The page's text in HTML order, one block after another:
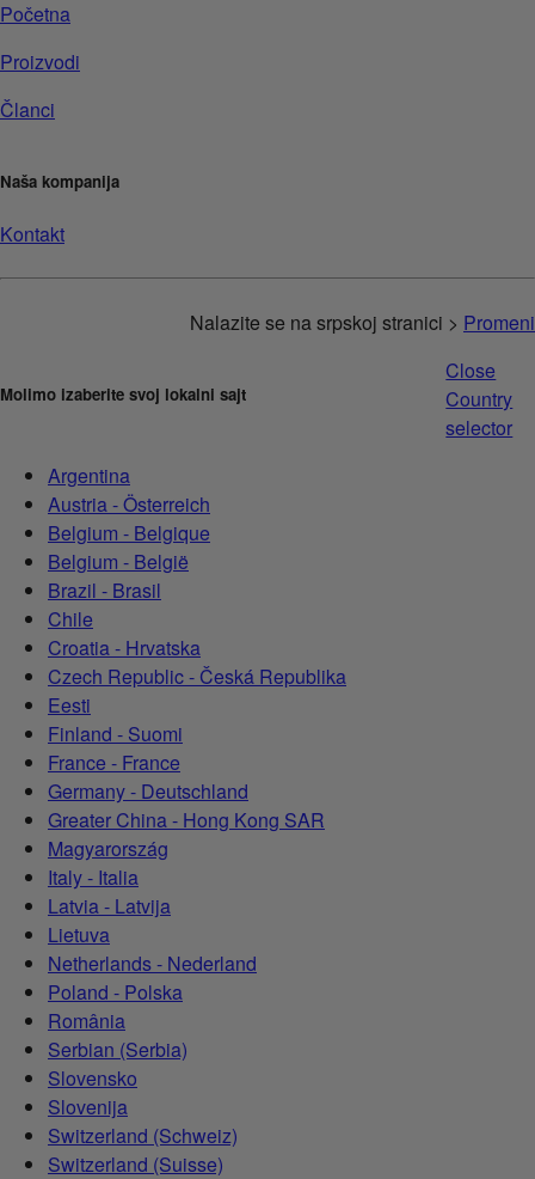
Početna
Proizvodi
Članci
Naša kompanija
Kontakt
Nalazite se na srpskoj stranici > Promeni
Molimo izaberite svoj lokalni sajt
Close
Country
selector
Argentina
Austria - Österreich
Belgium - Belgique
Belgium - België
Brazil - Brasil
Chile
Croatia - Hrvatska
Czech Republic - Česká Republika
Eesti
Finland - Suomi
France - France
Germany - Deutschland
Greater China - Hong Kong SAR
Magyarország
Italy - Italia
Latvia - Latvija
Lietuva
Netherlands - Nederland
Poland - Polska
România
Serbian (Serbia)
Slovensko
Slovenija
Switzerland (Schweiz)
Switzerland (Suisse)